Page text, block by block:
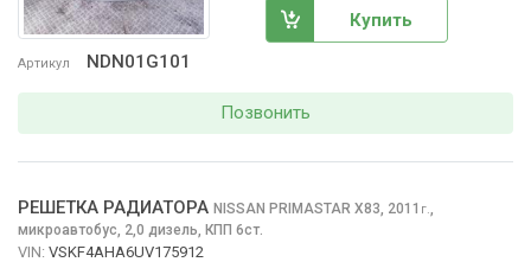
Артикул NDN01G101
Купить
Позвонить
РЕШЕТКА РАДИАТОРА NISSAN PRIMASTAR X83, 2011 г.
микроавтобус, 2,0 дизель, КПП 6ст.
VIN: VSKF4AHA6UV175912